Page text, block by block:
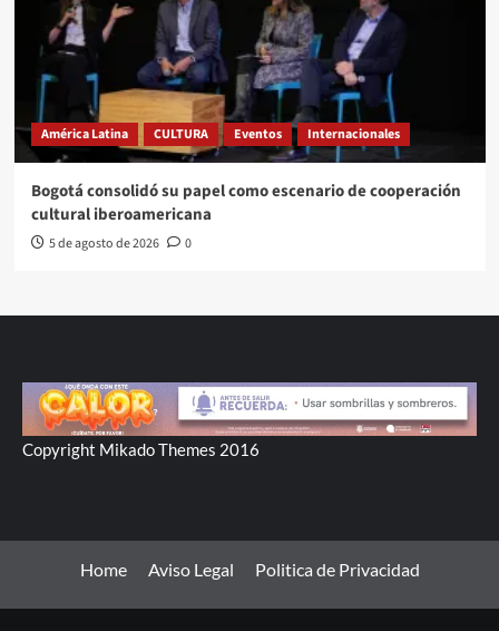
América Latina CULTURA Eventos Internacionales
Bogotá consolidó su papel como escenario de cooperación
cultural iberoamericana
5 de agosto de 2026 0
Copyright Mikado Themes 2016
Home Aviso Legal Politica de Privacidad